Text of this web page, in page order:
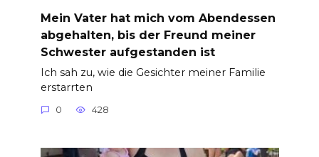
Mein Vater hat mich vom Abendessen
abgehalten, bis der Freund meiner
Schwester aufgestanden ist
Ich sah zu, wie die Gesichter meiner Familie
erstarrten
0 428